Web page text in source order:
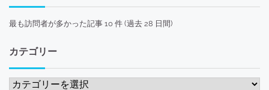
最も訪問者が多かった記事 10 件 (過去 28 日間)
カテゴリー
カ